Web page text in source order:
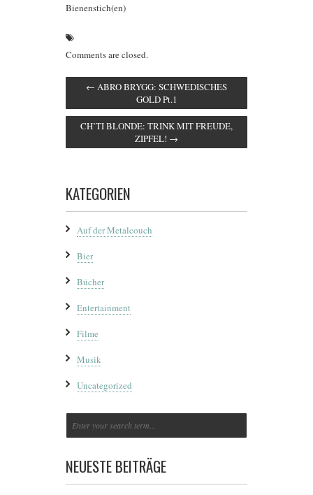
Bienenstich(en)
Comments are closed.
← ABRO BRYGG: SCHWEDISCHES
GOLD Pt.1
CH’TI BLONDE: TRINK MIT FREUDE,
ZIPFEL! →
KATEGORIEN
Auf der Metalcouch
Bier
Bücher
Entertainment
Filme
Musik
Uncategorized
NEUESTE BEITRÄGE